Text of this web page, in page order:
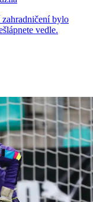
bylo
vedle.